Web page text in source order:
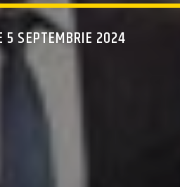
5 SEPTEMBRIE 2024